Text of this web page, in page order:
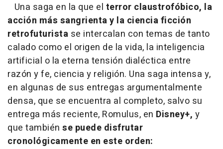
Una saga en la que el terror claustrofóbico, la
acción más sangrienta y la ciencia ficción
retrofuturista se intercalan con temas de tanto
calado como el origen de la vida, la inteligencia
artificial o la eterna tensión dialéctica entre
razón y fe, ciencia y religión. Una saga intensa y,
en algunas de sus entregas argumentalmente
densa, que se encuentra al completo, salvo su
entrega más reciente, Romulus, en Disney+, y
que también se puede disfrutar
cronológicamente en este orden: